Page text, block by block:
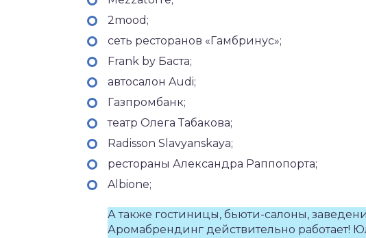
2mood;
сеть ресторанов «Гамбринус»;
Frank by Баста;
автосалон Audi;
Газпромбанк;
театр Олега Табакова;
Radisson Slavyanskaya;
рестораны Александра Раппопорта;
Albione;
А также гостиницы, бьюти-салоны,
Аромабрендинг действительно работает!